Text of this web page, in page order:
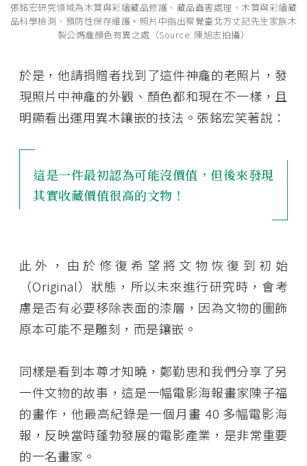
張銘宏研究領域為木質與彩繪藏品修護、藏品蟲害處理、木質與彩繪藏
品科學檢測、預防性保存維護。照片中指出察覺臺北方丈記先生家族木
製公媽龕顏色有異之處（Source: 陳旭志拍攝）
於是，他請捐贈者找到了這件神龕的老照片，發
現照片中神龕的外觀、顏色都和現在不一樣，且
明顯看出運用異木鑲嵌的技法。張銘宏笑著說：
這是一件最初認為可能沒價值，但後來發現
其實收藏價值很高的文物！
此外，由於修復希望將文物恢復到初始
（Original）狀態，所以未來進行研究時，會考
慮是否有必要移除表面的漆層，因為文物的圖飾
原本可能不是雕刻，而是鑲嵌。
同樣是看到本尊才知曉，鄭勤思和我們分享了另
一件文物的故事，這是一幅電影海報畫家陳子福
的畫作，他最高紀錄是一個月畫 40 多幅電影海
報，反映當時蓬勃發展的電影產業，是非常重要
的一名畫家。